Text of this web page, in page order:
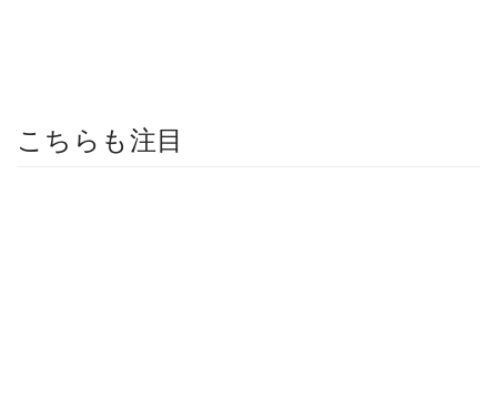
こちらも注目